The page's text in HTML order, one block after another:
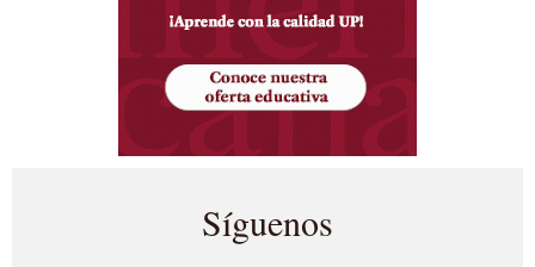
Síguenos